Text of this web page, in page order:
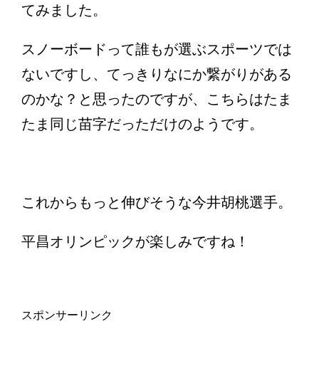
てみました。
スノーボードって誰もが選ぶスポーツでは
ないですし、てっきりなにか繋がりがある
のかな？と思ったのですが、こちらはたま
たま同じ苗字だっただけのようです。
これからもっと伸びそうな今井胡桃選手。
平昌オリンピックが楽しみですね！
スポンサーリンク